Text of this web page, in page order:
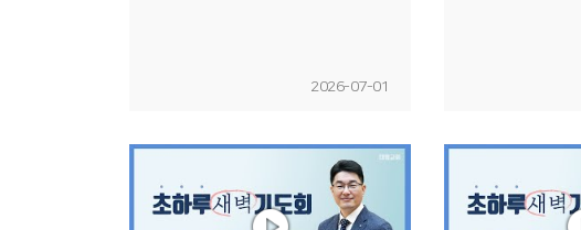
2026-07-01